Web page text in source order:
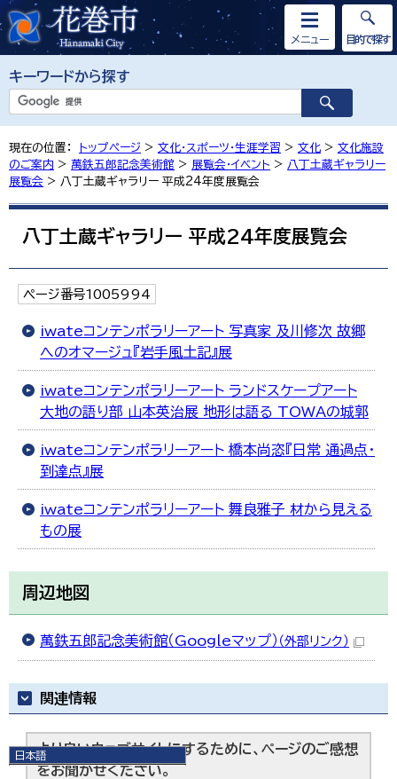
キーワードから探す
メニュー
日本語
日本語
目的で探す
現在の位置： トップページ > 文化・スポーツ・生涯学習 > 文化 > 文化施設
のご案内 > 萬鉄五郎記念美術館 > 展覧会・イベント > 八丁土蔵ギャラリー
展覧会 > 八丁土蔵ギャラリー 平成24年度展覧会
八丁土蔵ギャラリー 平成24年度展覧会
ページ番号1005994
iwateコンテンポラリーアート 写真家 及川修次 故郷
へのオマージュ『岩手風土記』展
iwateコンテンポラリーアート ランドスケープアート
大地の語り部 山本英治展 地形は語る TOWAの城郭
iwateコンテンポラリーアート 橋本尚恣『日常 通過点・
到達点』展
iwateコンテンポラリーアート 舞良雅子 材から見える
もの展
周辺地図
萬鉄五郎記念美術館（Googleマップ） （外部リンク）
関連情報
より良いウェブサイトにするために、ページのご感想
をお聞かせください。